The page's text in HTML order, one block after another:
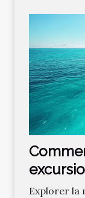
Explorer la